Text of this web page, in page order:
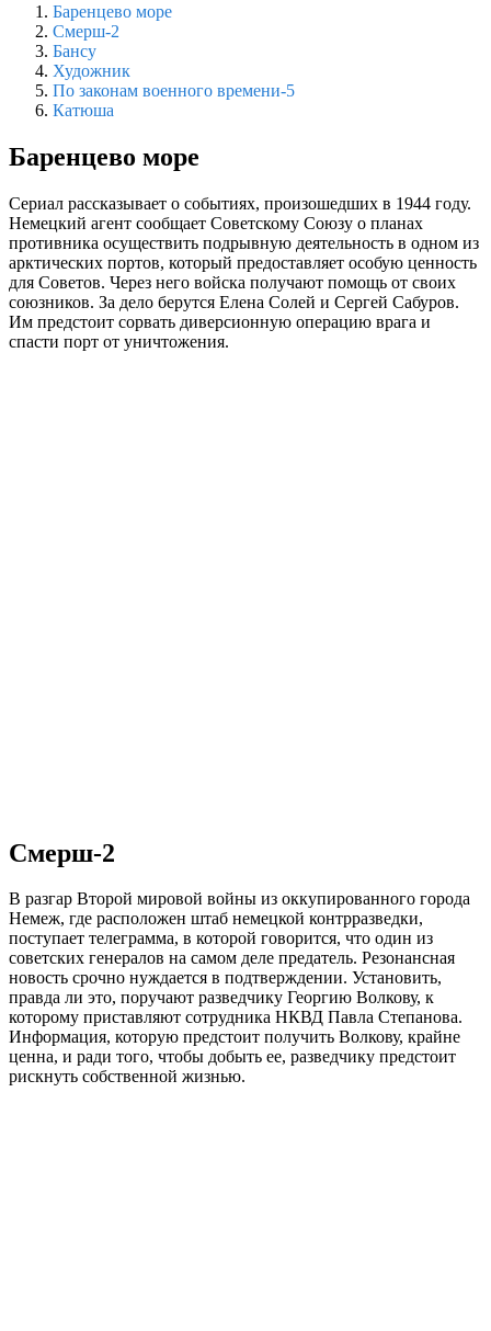
Баренцево море
Смерш-2
Бансу
Художник
По законам военного времени-5
Катюша
Баренцево море
Сериал рассказывает о событиях, произошедших в 1944 году.
Немецкий агент сообщает Советскому Союзу о планах
противника осуществить подрывную деятельность в одном из
арктических портов, который предоставляет особую ценность
для Советов. Через него войска получают помощь от своих
союзников. За дело берутся Елена Солей и Сергей Сабуров.
Им предстоит сорвать диверсионную операцию врага и
спасти порт от уничтожения.
Смерш-2
В разгар Второй мировой войны из оккупированного города
Немеж, где расположен штаб немецкой контрразведки,
поступает телеграмма, в которой говорится, что один из
советских генералов на самом деле предатель. Резонансная
новость срочно нуждается в подтверждении. Установить,
правда ли это, поручают разведчику Георгию Волкову, к
которому приставляют сотрудника НКВД Павла Степанова.
Информация, которую предстоит получить Волкову, крайне
ценна, и ради того, чтобы добыть ее, разведчику предстоит
рискнуть собственной жизнью.